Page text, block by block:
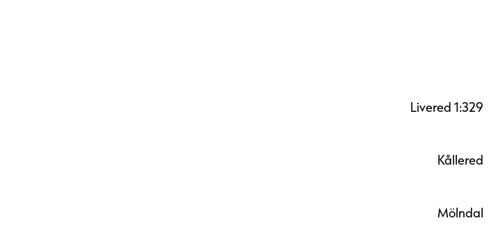
Livered 1:329
Kållered
Mölndal